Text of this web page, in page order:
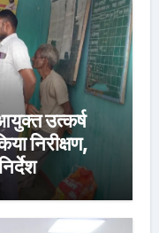
उत्कर्ष
निरीक्षण,